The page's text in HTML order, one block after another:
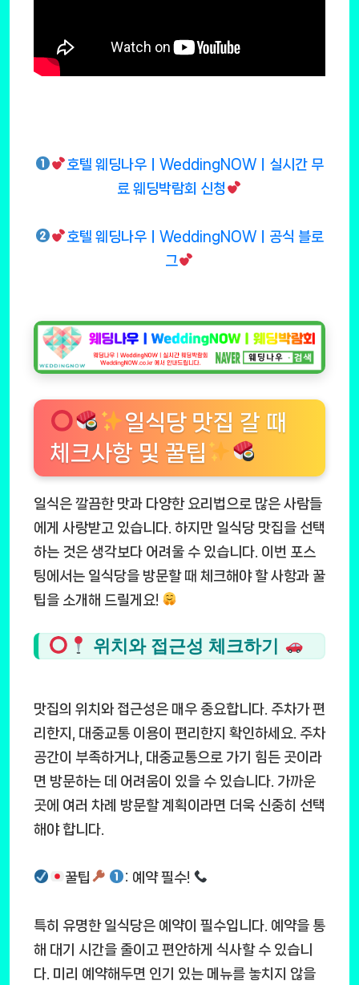
호텔 웨딩나우ㅣWeddingNOWㅣ실시간 무
료 웨딩박람회 신청
호텔 웨딩나우ㅣWeddingNOWㅣ공식 블로
그
일식당 맛집 갈 때
체크사항 및 꿀팁
일식은 깔끔한 맛과 다양한 요리법으로 많은 사람들
에게 사랑받고 있습니다. 하지만 일식당 맛집을 선택
하는 것은 생각보다 어려울 수 있습니다. 이번 포스
팅에서는 일식당을 방문할 때 체크해야 할 사항과 꿀
팁을 소개해 드릴게요!
위치와 접근성 체크하기
맛집의 위치와 접근성은 매우 중요합니다. 주차가 편
리한지, 대중교통 이용이 편리한지 확인하세요. 주차
공간이 부족하거나, 대중교통으로 가기 힘든 곳이라
면 방문하는 데 어려움이 있을 수 있습니다. 가까운
곳에 여러 차례 방문할 계획이라면 더욱 신중히 선택
해야 합니다.
꿀팁 : 예약 필수!
특히 유명한 일식당은 예약이 필수입니다. 예약을 통
해 대기 시간을 줄이고 편안하게 식사할 수 있습니
다. 미리 예약해두면 인기 있는 메뉴를 놓치지 않을